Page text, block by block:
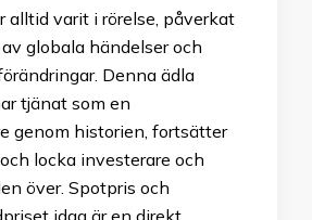
alltid varit i rörelse, påverkat
globala händelser och
Denna ädla
tjänat som en
genom historien, fortsätter
locka investerare och
över. Spotpris och